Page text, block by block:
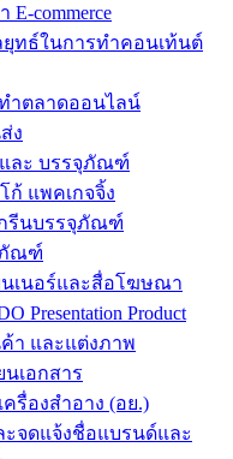
commerce
ยุทธ์ในการทำคอนเท้นต์
ำตลาดออนไลน์
ง
ละ บรรจุภัณฑ์
ก้ แพคเกจจิ้ง
รีนบรรจุภัณฑ์
ภัณฑ์
เนอร์และสื่อโฆษณา
Presentation Product
า และแต่งภาพ
เอกสาร
รื่องสำอาง (อย.)
ะจดแจ้งชื่อแบรนด์และ